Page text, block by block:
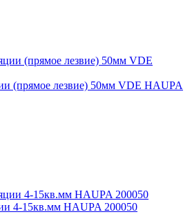
(прямое лезвие) 50мм VDE HAUPA
4-15кв.мм HAUPA 200050